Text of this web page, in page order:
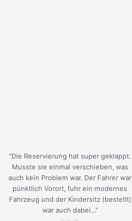
“Die Reservierung hat super geklappt.
Musste sie einmal verschieben, was
auch kein Problem war. Der Fahrer war
pünktlich Vorort, fuhr ein modernes
Fahrzeug und der Kindersitz (bestellt)
war auch dabei...”